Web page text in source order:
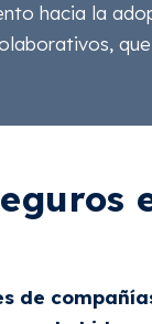
hacia la
de